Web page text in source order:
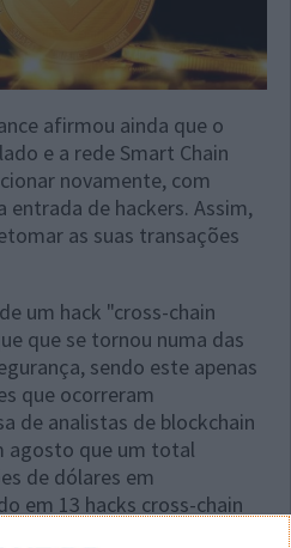
afirmou ainda que o
e a rede Smart Chain
novamente, com
entrada de hackers. Assim,
as suas transações
um hack "cross-chain
que se tornou numa das
sendo este apenas
que ocorreram
de analistas de blockchain
agosto que um total
de dólares em
em 13 hacks cross-chain